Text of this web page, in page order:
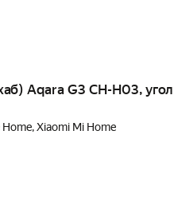
Aqara G3 CH-H03, угол
Xiaomi Mi Home